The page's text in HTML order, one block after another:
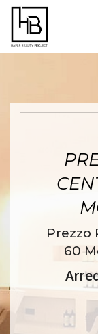
Prezzo
60